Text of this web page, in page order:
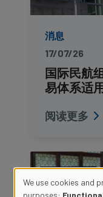
消息
17/07/26
国际民航
易体系适
阅读更多
We use cookies and